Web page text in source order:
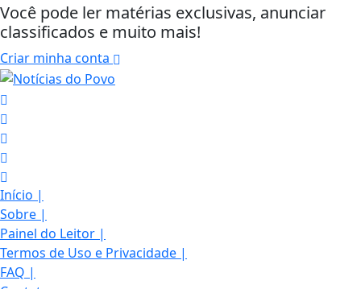
Você pode ler matérias exclusivas, anunciar
classificados e muito mais!
Criar minha conta
Início |
Sobre |
Painel do Leitor |
Termos de Uso e Privacidade |
FAQ |